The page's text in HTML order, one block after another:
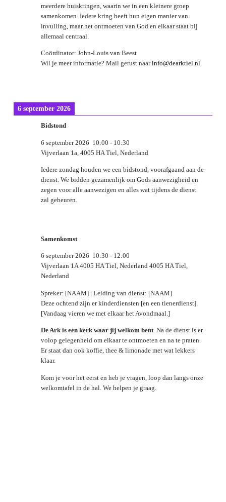
meerdere huiskringen, waarin we in een kleinere groep
samenkomen. Iedere kring heeft hun eigen manier van
invulling, maar het ontmoeten van God en elkaar staat bij
allemaal centraal.
Coördinator: John-Louis van Beest
Wil je meer informatie? Mail gerust naarinfo@dearktiel.nl.
6 september 2026
Bidstond
6 september 2026 10:00 - 10:30
Vijverlaan 1a, 4005 HA Tiel, Nederland
Iedere zondag houden we een bidstond, voorafgaand aan de
dienst. We bidden gezamenlijk om Gods aanwezigheid en
zegen voor alle aanwezigen en alles wat tijdens de dienst
zal gebeuren.
Samenkomst
6 september 2026 10:30 - 12:00
Vijverlaan 1A 4005 HA Tiel, Nederland 4005 HA Tiel,
Nederland
Spreker: [NAAM] | Leiding van dienst: [NAAM]
Deze ochtend zijn er kinderdiensten [en een tienerdienst].
[Vandaag vieren we met elkaar het Avondmaal.]
De Ark is een kerk waar jij welkom bent. Na de dienst is er
volop gelegenheid om elkaar te ontmoeten en na te praten.
Er staat dan ook koffie, thee & limonade met wat lekkers
klaar.
Kom je voor het eerst en heb je vragen, loop dan langs onze
welkomtafel in de hal. We helpen je graag.